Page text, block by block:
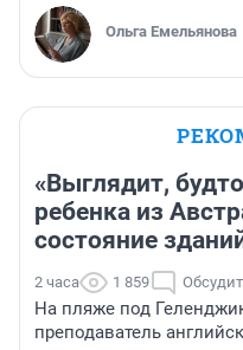
Ольга Емельянова
«Выглядит,
ребенка из
состояние
2 часа 1 859
На пляже под
преподаватель